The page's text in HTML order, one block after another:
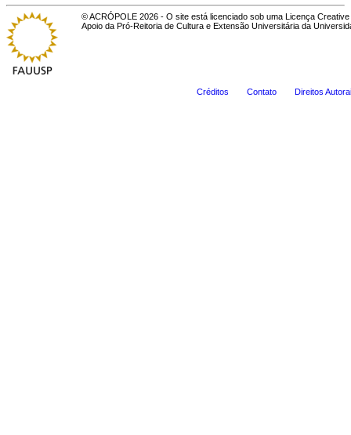
© ACRÓPOLE 2026 - O site está licenciado sob uma Licença
Apoio da Pró-Reitoria de Cultura e Extensão Universitária da
Créditos Contato Direitos